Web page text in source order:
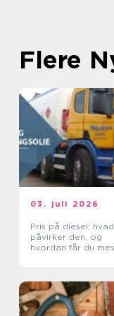
Flere
03. juli 2026
Pris på diesel: hvad
påvirker den, og
hvordan får du